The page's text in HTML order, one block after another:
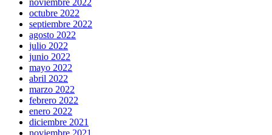
noviembre 2022
octubre 2022
septiembre 2022
agosto 2022
julio 2022
junio 2022
mayo 2022
abril 2022
marzo 2022
febrero 2022
enero 2022
diciembre 2021